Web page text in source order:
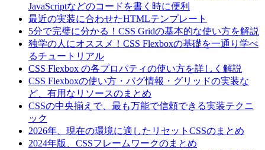
JavaScriptなどのコードを書く時に便利
最近の実装に合わせたHTMLテンプレート
5分で完璧に分かる！CSS Gridの基本的な使い方を解説
独学の人にオススメ！CSS Flexboxの基礎を一通り学べ
るチュートリアル
CSS Flexbox の各プロパティの使い方を詳しく解説
CSS Flexboxの使い方・バグ情報・グリッドの実装な
ど、有用なリソースのまとめ
CSSの中央揃えで、最も万能で信頼できる実装テクニ
ック
2026年、現在の環境に適したリセットCSSのまとめ
2024年版、CSSフレームワークのまとめ